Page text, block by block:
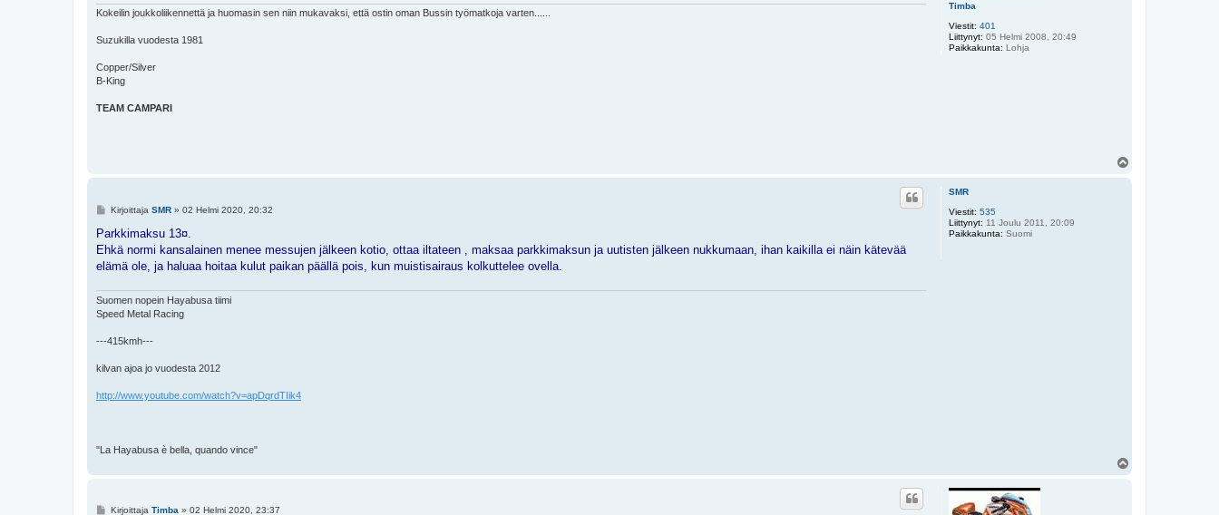
Timba
Viestit: 401
Liittynyt: 05 Helmi 2008, 20:49
Paikkakunta: Lohja
Kokeilin joukkoliikennettä ja huomasin sen niin mukavaksi, että ostin oman Bussin työmatkoja varten......
Suzukilla vuodesta 1981
Copper/Silver
B-King
TEAM CAMPARI
SMR
Viestit: 535
Liittynyt: 11 Joulu 2011, 20:09
Paikkakunta: Suomi
V
e
t
i
Kirjoittaja SMR» 02 Helmi 2020, 20:32
Parkkimaksu 13¤.
Ehkä normi kansalainen menee messujen jälkeen kotio, ottaa iltateen , maksaa parkkimaksun ja uutisten jälkeen nukkumaan, ihan kaikilla ei näin kätevää
elämä ole, ja haluaa hoitaa kulut paikan päällä pois, kun muistisairaus kolkuttelee ovella.
Suomen nopein Hayabusa tiimi
Speed Metal Racing
---415kmh---
kilvan ajoa jo vuodesta 2012
http://www.youtube.com/watch?v=apDqrdTIik4
"La Hayabusa è bella, quando vince"
VKirjoittaja Timba » 02 Helmi 2020, 23:37